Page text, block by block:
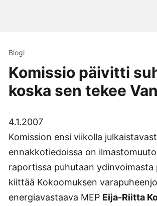
Blogi
Komissio päivitti
koska sen tekee
4.1.2007
Komission ensi viikolla
ennakkotiedoissa on
raportissa puhutaan ydinvoimasta
kiittää Kokoomuksen
energiavastaava MEP Eija-Riitta